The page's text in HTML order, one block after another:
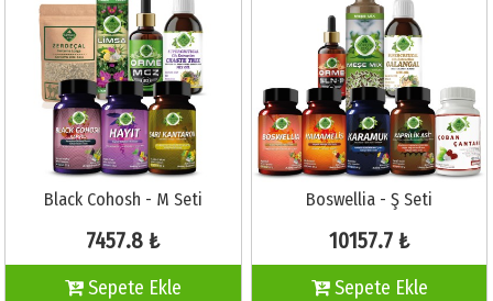
Black Cohosh - M Seti
7457.8 ₺
Sepete Ekle
Boswellia - Ş Seti
10157.7 ₺
Sepete Ekle